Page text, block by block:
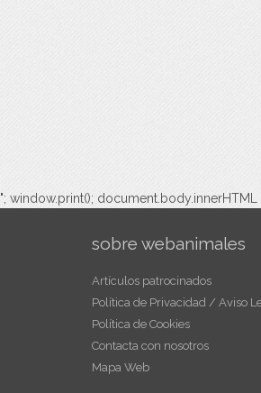
"; window.print(); document.body.innerHTML
sobre webanimales
Artículos patrocinados
Política de Privacidad / Aviso
Política de Cookies
Contacta con nosotros
Mapa Web